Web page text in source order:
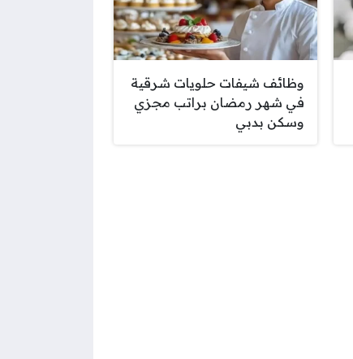
وظائف شيفات حلويات شرقية
في شهر رمضان براتب مجزي
وسكن بدبي